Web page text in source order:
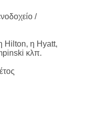
/
Hilton, η Hyatt,
κλπ.